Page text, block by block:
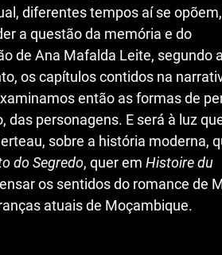
diferentes tempos aí se
a questão da memória e do
de Ana Mafalda Leite, segundo
os capítulos contidos na
então as formas de
personagens. E será à luz
sobre a história moderna,
do Segredo, quer em Histoire du
os sentidos do romance de
atuais de Moçambique.